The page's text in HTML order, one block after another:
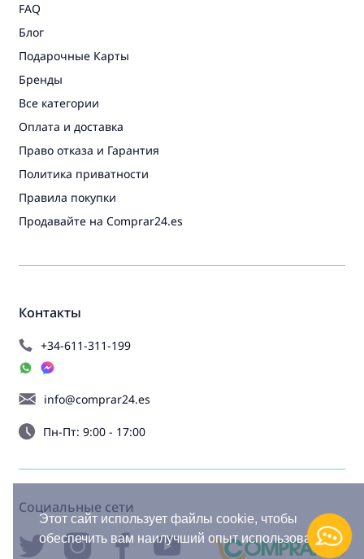
Этот сайт использует файлы cookie, чтобы
обеспечить вам наилучший опыт использования.
Контакты
+34-611-311-199
info@comprar24.es
Пн-Пт: 9:00 - 17:00
FAQ
Блог
Подарочные Карты
Бренды
Все категории
Оплата и доставка
Право отказа и Гарантия
Политика приватности
Правила покупки
Продавайте на Comprar24.es
Социальные сети